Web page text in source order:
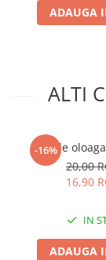
Pompa de stropit
Vinificatie
Produse Bricolaj
Acumulatori si
Cantare
ADAUGA
ALTI
-16%
Fasole
20,00
16,90
IN
ADAUGA